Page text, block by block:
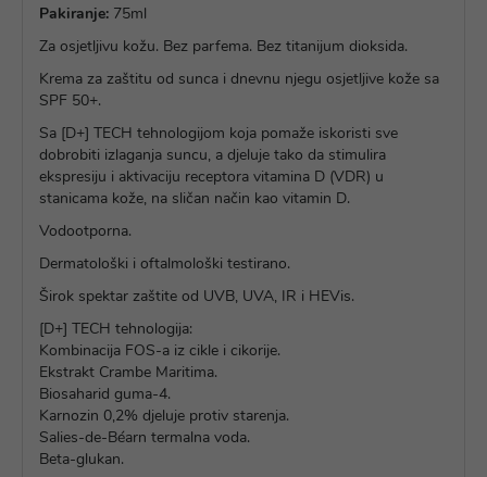
Pakiranje: 75ml
Za osjetljivu kožu. Bez parfema. Bez titanijum dioksida.
Krema za zaštitu od sunca i dnevnu njegu osjetljive kože sa
SPF 50+.
Sa [D+] TECH tehnologijom koja pomaže iskoristi sve
dobrobiti izlaganja suncu, a djeluje tako da stimulira
ekspresiju i aktivaciju receptora vitamina D (VDR) u
stanicama kože, na sličan način kao vitamin D.
Vodootporna.
Dermatološki i oftalmološki testirano.
Širok spektar zaštite od UVB, UVA, IR i HEVis.
[D+] TECH tehnologija:
Kombinacija FOS-a iz cikle i cikorije.
Ekstrakt Crambe Maritima.
Biosaharid guma-4.
Karnozin 0,2% djeluje protiv starenja.
Salies-de-Béarn termalna voda.
Beta-glukan.